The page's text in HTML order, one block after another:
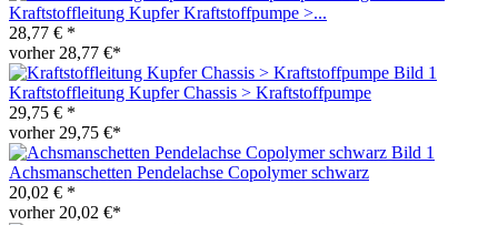
Kraftstoffleitung Kupfer Kraftstoffpumpe >...
28,77 € *
vorher 28,77 €*
Kraftstoffleitung Kupfer Chassis > Kraftstoffpumpe
29,75 € *
vorher 29,75 €*
Achsmanschetten Pendelachse Copolymer schwarz
20,02 € *
vorher 20,02 €*